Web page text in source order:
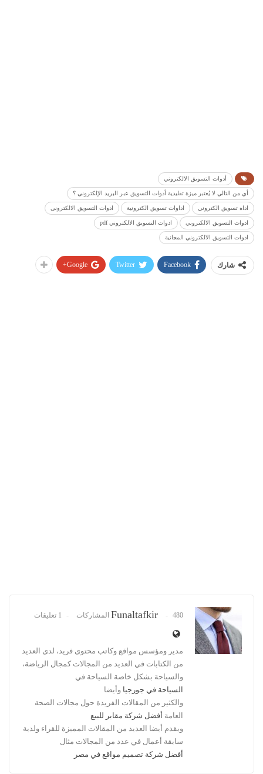
أدوات التسويق الالكتروني
أي من التالي لا يُعتبر ميزة تقليدية أدوات التسويق عبر البريد الإلكتروني ؟
اداه تسويق الكتروني اداوات تسويق الكترونية ادوات التسويق الالكترونى
ادوات التسويق الالكتروني ادوات التسويق الالكتروني pdf
ادوات التسويق الالكتروني المجانية
شارك Facebook
Twitter
Google+
Funaltafkir 480 المشاركات 1 تعليقات
مدير ومؤسس مواقع وكاتب محتوى فريد، لدى العديد
من الكتابات في العديد من المجالات كمجال الرياضة،
والسياحة بشكل خاصة السياحة في
السياحة في جورجيا وأيضا
والكثير من المقالات الفريدة حول مجالات الصحة
العامة أفضل شركة مقابر للبيع
ويقدم أيضا العديد من المقالات المميزة للقراء ولدية
سابقة أعمال في عدد من المجالات مثال
أفضل شركة تصميم مواقع في مصر